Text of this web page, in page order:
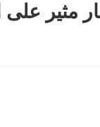
مثير على